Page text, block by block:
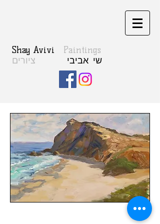
Shay Avivi Paintings
שי אביבי